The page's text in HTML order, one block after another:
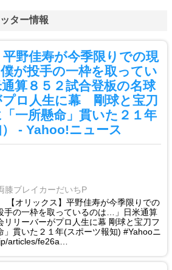
ター情報
平野佳寿が今季限りでの現
が投手の一枠を取ってい
算８５２試合登板の名球
ロ人生に幕 剛球と宝刀
一所懸命」貫いた２１年
） - Yahoo!ニュース
膝ブレイカーだいちP
【オリックス】平野佳寿が今季限りでの
手の一枠を取っているのは…」日米通算
リリーバーがプロ人生に幕 剛球と宝刀フ
」貫いた２１年(スポーツ報知) #Yahooニ
articles/fe26a…